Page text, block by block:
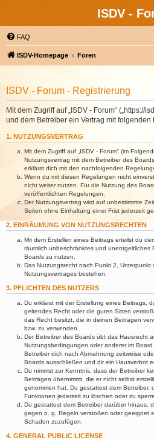
ISDV -
FAQ
ISDV-Homepage Foren
ISDV - Forum - Registrierung
Mit dem Zugriff auf „ISDV - Forum“ („https://
und dem Betreiber ein Vertrag mit
1. NUTZUNGSVERTRAG
Mit dem Zugriff auf „ISDV - Forum“ (im
Nutzungsvertrag mit dem Betreiber des
erklärst dich mit den nachfolgenden
Wenn du mit diesen Regelungen nicht
nicht weiter nutzen. Für die Nutzung des
veröffentlichten Regelungen.
Der Nutzungsvertrag wird auf unbestimmte
Seiten ohne Einhaltung einer Frist jederzeit
2. EINRÄUMUNG VON NUTZUNGSRECHTEN
Mit dem Erstellen eines Beitrags erteilst du
räumlich unbeschränktes und unentgeltliches
Boards zu nutzen.
Das Nutzungsrecht nach Punkt 2,
Nutzungsvertrages bestehen.
3. PFLICHTEN DES NUTZERS
Du erklärst mit der Erstellung eines Beitrags,
geltendes Recht oder die guten Sitten
das Recht besitzt, die in deinen Beiträgen
bzw. zu verwenden.
Der Betreiber des Boards übt das Hausrecht
Nutzungsbedingungen oder anderer im
Betreiber dich nach Abmahnung zeitweise
Boards ausschließen und dir ein Hausverbot
Du nimmst zur Kenntnis, dass der Betreiber
Beiträgen übernimmt, die er nicht selbst
genommen hat. Du gestattest dem Betreiber,
Funktionen jederzeit zu löschen oder zu
Du gestattest dem Betreiber darüber hinaus,
gegen o. g. Regeln verstoßen oder geeignet
Schaden zuzufügen.
4. GENERAL PUBLIC LICENSE